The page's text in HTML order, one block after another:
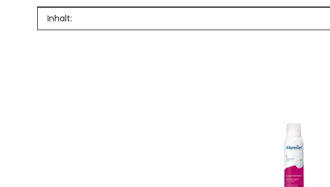
Produkteigenschaft
Wert
Inhalt: